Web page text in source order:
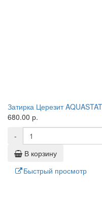
Затирка Церезит
680.00 р.
-
В корзину
Быстрый просмотр